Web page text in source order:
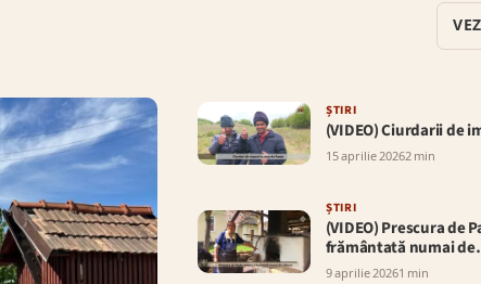
ȘTIRI
(VIDEO) Ciurdarii de
15 aprilie 20262 min
ȘTIRI
(VIDEO) Prescura de
frământată numai
9 aprilie 20261 min